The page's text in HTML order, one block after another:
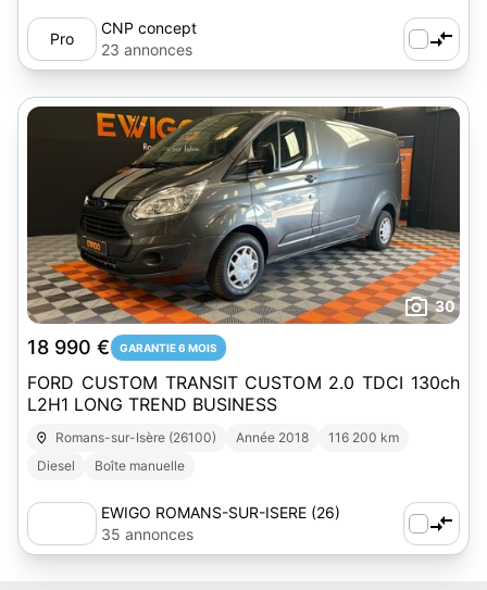
Pro
CNP concept
23 annonces
30
18 990 € GARANTIE 6 MOIS
FORD CUSTOM TRANSIT CUSTOM 2.0 TDCI 130ch
L2H1 LONG TREND BUSINESS
Romans-sur-Isère (26100) Année 2018
116 200 km
Diesel
Boîte manuelle
EWIGO ROMANS-SUR-ISERE (26)
35 annonces